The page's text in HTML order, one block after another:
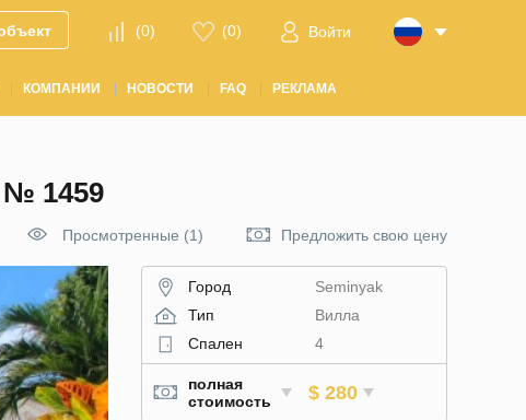
(0) (0) Войти
КОМПАНИИ НОВОСТИ FAQ РЕКЛАМА
1459
Просмотренные (1) Предложить свою цену
Город
Seminyak
Тип
Вилла
Спален
4
полная
стоимость
$ 280